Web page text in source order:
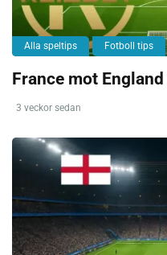
Alla speltips Fotboll tips
France mot
3 veckor sedan